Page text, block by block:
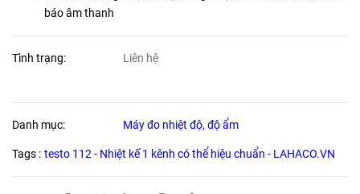
báo âm thanh
Tình trạng: Liên hệ
Danh mục: Máy đo nhiệt độ, độ ẩm
Tags : testo 112 - Nhiệt kế 1 kênh có thể hiệu chuẩn - LAHACO.VN